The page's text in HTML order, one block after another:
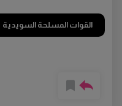
القوات المسلحة السويدية